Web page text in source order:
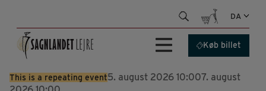
indhold
DA
Køb billet
This is a repeating event5. august 2026 10:007. august